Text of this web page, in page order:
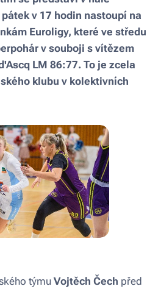
v 17 hodin nastoupí na
Euroligy, které ve středu
v souboji s vítězem
LM 86:77. To je zcela
klubu v kolektivních
týmu Vojtěch Čech před